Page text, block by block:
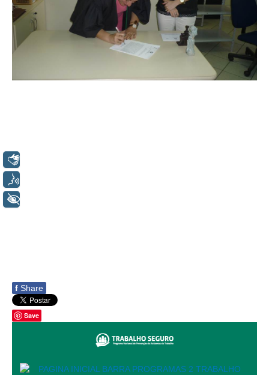
Comitê de Priorização do Primeiro Grau
Comissão de Uniformização de Jurisprudência
Comitê de Gestão de Pessoas
Comissão de Vitaliciamento
Comitê de Atenção Integral à Saúde de Magistrados e
Comitê PopRuaJud
Comissão Permanente de Avaliação Documental
f Share
Save